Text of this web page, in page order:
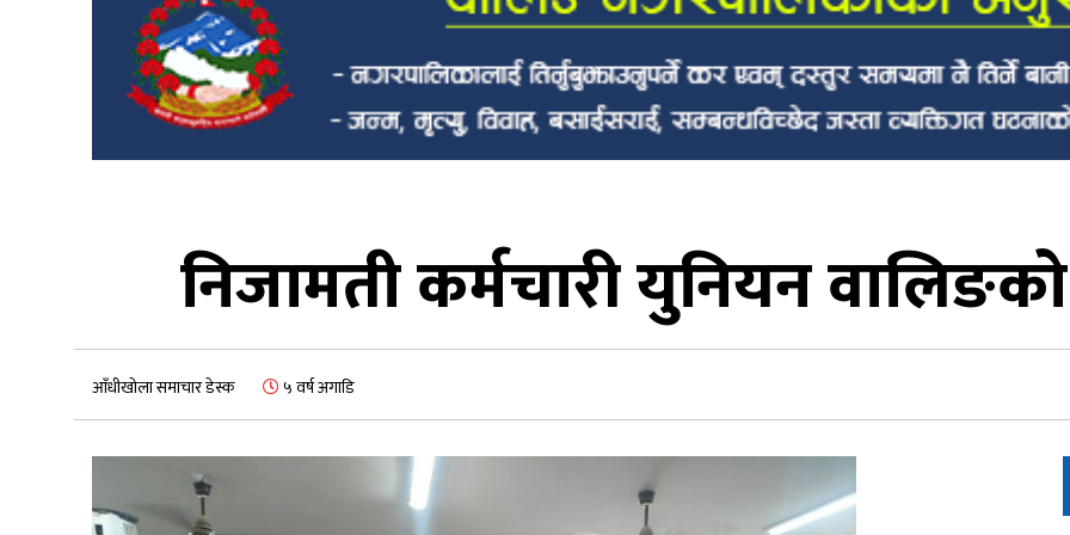
निजामती कर्मचारी युनियन
आँधीखोला समाचार डेस्क ५ वर्ष अगाडि